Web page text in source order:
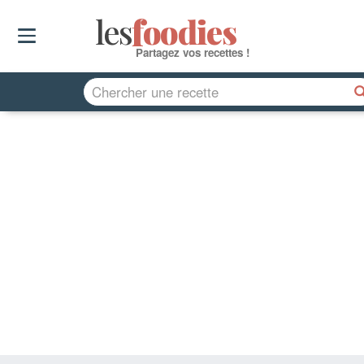
lesfoodies
Partagez vos recettes !